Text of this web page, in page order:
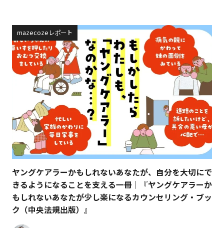
ヤングケアラーかもしれないあなたが、自分を大切にで
きるようになることを支える一冊｜『ヤングケアラーか
もしれないあなたが少し楽になるカウンセリング・ブッ
ク（中央法規出版）』
mazecozeレポート